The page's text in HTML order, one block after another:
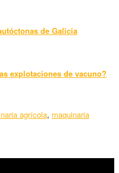
de Galicia
explotaciones de vacuno?
agrícola, maquinaria